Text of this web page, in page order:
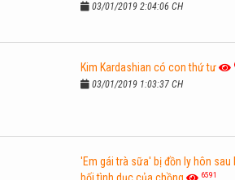
03/01/2019 2:04:06 CH
Kim Kardashian có con thứ tư
03/01/2019 1:03:37 CH
'Em gái trà sữa' bị đồn ly hôn sau
6591